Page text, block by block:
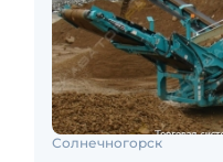
Солнечногорск